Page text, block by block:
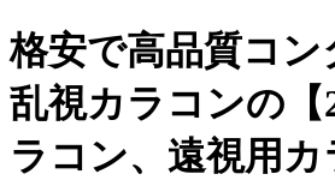
格安で高品質コ
乱視カラコンの
ラコン、遠視用